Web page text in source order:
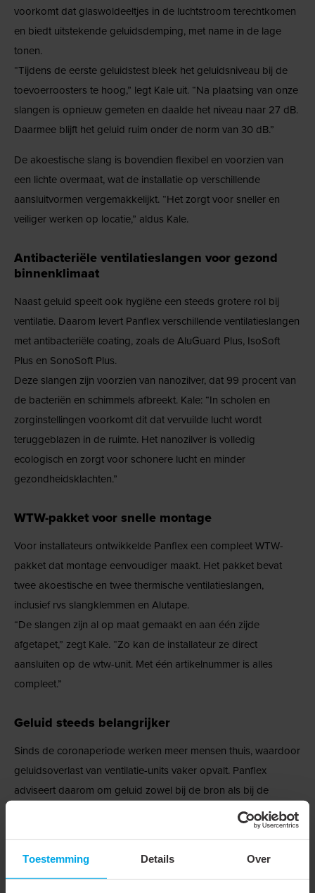
Toestemming Details Over
voorkomt dat glaswoldeeltjes in de luchtstroom terechtkomen
en biedt uitstekende geluidsdemping, met name in de lage
tonen.
“Tijdens de eerste geluidstest bleek het geluidsniveau bij de
toevoerroosters te hoog,” legt Kale uit. “Na plaatsing van onze
slangen is opnieuw gemeten en daalde het niveau naar 27 dB.
Daarmee blijft het geluid ruim onder de norm van 30 dB.”
De akoestische slang is bovendien flexibel en voorzien van
een lichte overmaat, wat de installatie op verschillende
aansluitvormen vergemakkelijkt. “Het zorgt voor sneller en
veiliger werken op locatie,” aldus Kale.
Antibacteriële ventilatieslangen voor gezond
binnenklimaat
Naast geluid speelt ook hygiëne een steeds grotere rol bij
ventilatie. Daarom levert Panflex verschillende ventilatieslangen
met antibacteriële coating, zoals de AluGuard Plus, IsoSoft
Plus en SonoSoft Plus.
Deze slangen zijn voorzien van nanozilver, dat 99 procent van
de bacteriën en schimmels afbreekt. Kale: “In scholen en
zorginstellingen voorkomt dit dat vervuilde lucht wordt
teruggeblazen in de ruimte. Het nanozilver is volledig
ecologisch en zorgt voor schonere lucht en minder
gezondheidsklachten.”
WTW-pakket voor snelle montage
Voor installateurs ontwikkelde Panflex een compleet WTW-
pakket dat montage eenvoudiger maakt. Het pakket bevat
twee akoestische en twee thermische ventilatieslangen,
inclusief rvs slangklemmen en Alutape.
“De slangen zijn al op maat gemaakt en aan één zijde
afgetapet,” zegt Kale. “Zo kan de installateur ze direct
aansluiten op de wtw-unit. Met één artikelnummer is alles
compleet.”
Geluid steeds belangrijker
Sinds de coronaperiode werken meer mensen thuis, waardoor
geluidsoverlast van ventilatie-units vaker opvalt. Panflex
adviseert daarom om geluid zowel bij de bron als bij de
zakleiding te dempen. “Dat voorkomt irritatie en draagt bij aan
Adviseur en kennispartner